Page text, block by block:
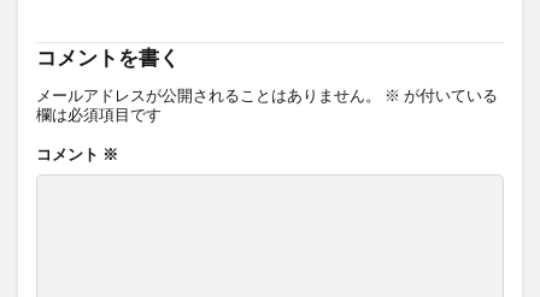
コメントを書く
メールアドレスが公開されることはありません。 ※ が付いている
欄は必須項目です
コメント ※